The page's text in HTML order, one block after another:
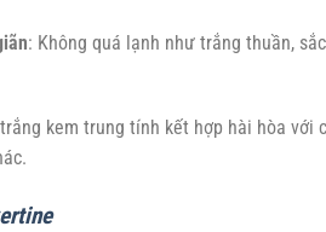
: Không quá lạnh như trắng thuần,
kem trung tính kết hợp hài hòa với